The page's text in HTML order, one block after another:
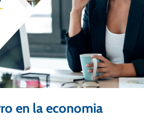
en la economia